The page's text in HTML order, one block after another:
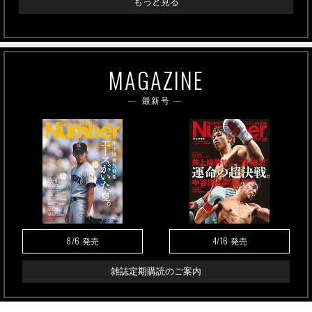
MAGAZINE
最新号
8/6 発売 4/16 発売
雑誌定期購読のご案内